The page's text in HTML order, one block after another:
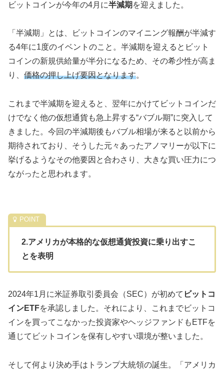
ビットコインが今年の4月に半減期 を迎えました。
「半減期」とは、ビットコインのマイニング報酬が半減す
る4年に1度のイベントのこと。半減期を迎えるとビット
コインの新規供給量が半分になるため、その希少性が高ま
り、 価格の押し上げ要因となります。
これまで半減期を迎えると、翌年にかけてビットコインだ
けでなく他の仮想通貨も急上昇する“バブル期”に突入して
きました。今回の半減期後もバブル相場が来ると以前から
期待されており、そうした元々あったアノマリーが以下に
挙げるようなその他要因と合わさり、大きな買い圧力につ
ながったと思われます。
2.アメリカが本格的な仮想通貨投資に乗り出すこ
とを表明
2024年1月に米証券取引委員会（SEC）が初めて ビットコ
インETFを承認しました。それにより、これまでビットコ
インを買ってこなかった投資家やヘッジファンドもETFを
通じてビットコインを保有しやすい環境が整いました。
そして何より決め手はトランプ大統領の誕生。「アメリカ